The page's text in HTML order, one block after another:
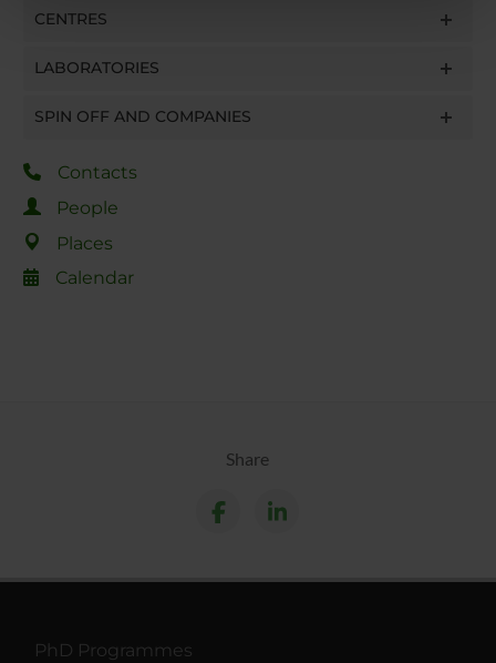
pubblicità e social media, i quali potrebbero combinarle
raccolto dal tuo utilizzo dei loro servizi.
CENTRES
LABORATORIES
SPIN OFF AND COMPANIES
Contacts
People
Places
Calendar
Share
PhD Programmes